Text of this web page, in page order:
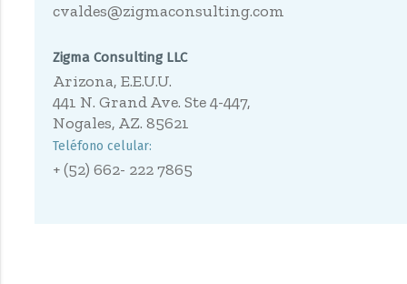
cvaldes@zigmaconsulting.com
Zigma Consulting LLC
Arizona, E.E.U.U.
441 N. Grand Ave. Ste 4-447,
Nogales, AZ. 85621
Teléfono celular:
+ (52) 662- 222 7865